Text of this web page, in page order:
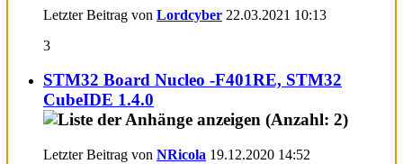
Letzter Beitrag von Lordcyber 22.03.2021 10:13
3
STM32 Board Nucleo -F401RE, STM32
CubeIDE 1.4.0
Letzter Beitrag von NRicola 19.12.2020 14:52